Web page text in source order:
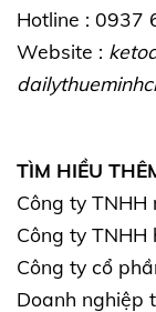
Hotline : 0937
Website :
TÌM HIỀU
Công ty TNHH
Công ty TNHH
Công ty cổ
Doanh nghiệp